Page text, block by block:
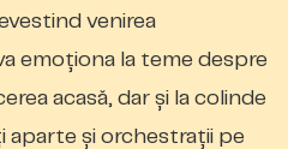
venirea
emoționa la teme despre
acasă, dar și la colinde
aparte și orchestrații pe